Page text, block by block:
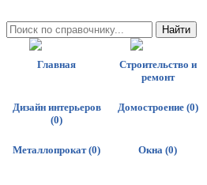
Главная
Строительство и
ремонт
Дизайн интерьеров
(0)
Домостроение (0)
Металлопрокат (0) Окна (0)